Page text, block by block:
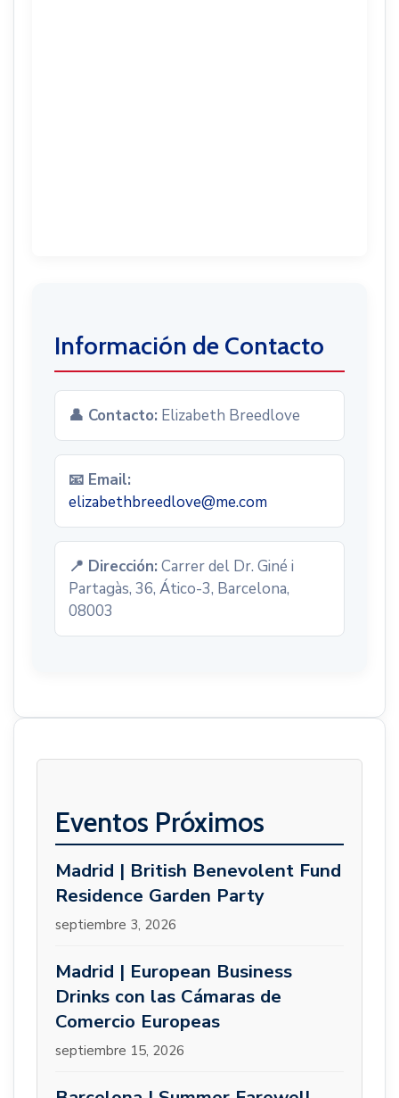
Información de Contacto
👤 Contacto: Elizabeth Breedlove
📧 Email:
elizabethbreedlove@me.com
📍 Dirección: Carrer del Dr. Giné i
Partagàs, 36, Ático-3, Barcelona,
08003
Eventos Próximos
Madrid | British Benevolent Fund
Residence Garden Party
septiembre 3, 2026
Madrid | European Business
Drinks con las Cámaras de
Comercio Europeas
septiembre 15, 2026